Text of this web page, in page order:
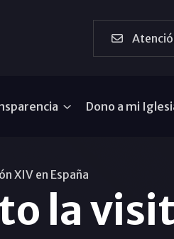
Dono a mi
XIV en España
la